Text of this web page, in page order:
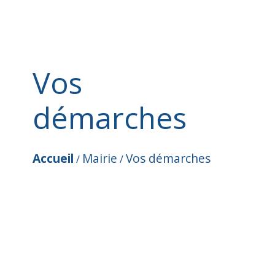
Vos
démarches
Accueil / Mairie /Vos démarches